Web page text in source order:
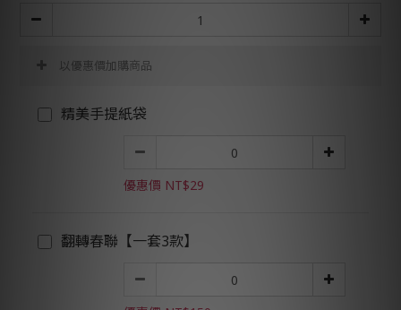
以優惠價加購商品
精美手提紙袋
優惠價 NT$29
翻轉春聯【一套3款】